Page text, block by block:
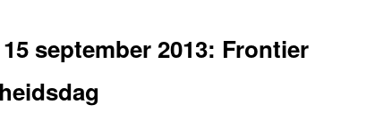
september 2013: Frontier